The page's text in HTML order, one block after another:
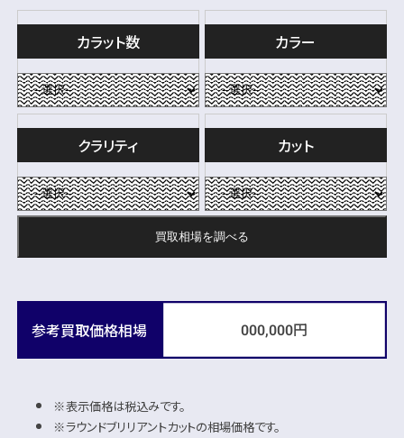
カラット数 カラー
クラリティ カット
買取相場を調べる
参考買取価格相場 000,000円
表示価格は税込みです。
ラウンドブリリアントカットの相場価格です。